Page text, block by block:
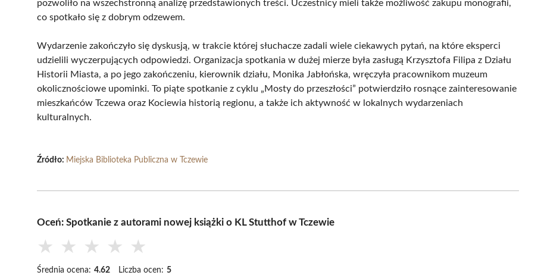
pozwoliło na wszechstronną analizę przedstawionych treści. Uczestnicy mieli także możliwość zakupu monografii,
co spotkało się z dobrym odzewem.
Wydarzenie zakończyło się dyskusją, w trakcie której słuchacze zadali wiele ciekawych pytań, na które eksperci
udzielili wyczerpujących odpowiedzi. Organizacja spotkania w dużej mierze była zasługą Krzysztofa Filipa z Działu
Historii Miasta, a po jego zakończeniu, kierownik działu, Monika Jabłońska, wręczyła pracownikom muzeum
okolicznościowe upominki. To piąte spotkanie z cyklu „Mosty do przeszłości” potwierdziło rosnące zainteresowanie
mieszkańców Tczewa oraz Kociewia historią regionu, a także ich aktywność w lokalnych wydarzeniach
kulturalnych.
Źródło: Miejska Biblioteka Publiczna w Tczewie
Oceń: Spotkanie z autorami nowej książki o KL Stutthof w Tczewie
★ ★ ★ ★ ★
Średnia ocena: 4.62 Liczba ocen: 5